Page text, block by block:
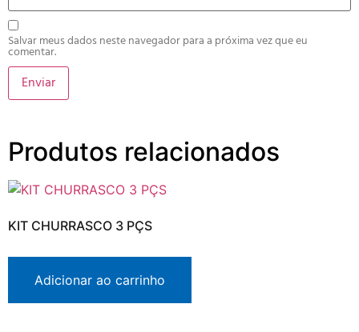
Salvar meus dados neste navegador para a próxima vez que eu
comentar.
Produtos relacionados
KIT CHURRASCO 3 PÇS
Adicionar ao carrinho